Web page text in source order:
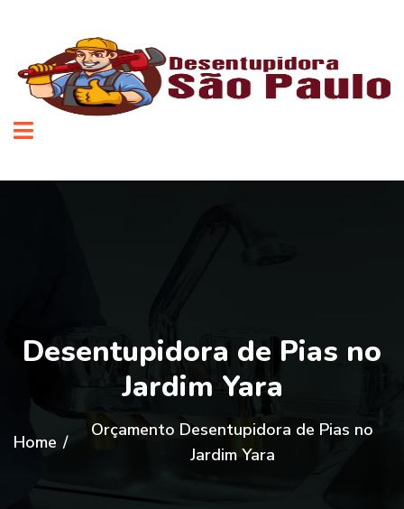
Desentupidora de Pias no
Jardim Yara
Home /
Orçamento Desentupidora de Pias no
Jardim Yara